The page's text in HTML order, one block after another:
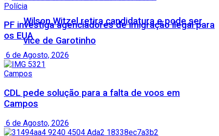
Wilson Witzel retira candidatura e pode ser
vice de Garotinho
Polícia
PF investiga agenciadores de imigração ilegal para
os EUA
6 de Agosto, 2026
Campos
CDL pede solução para a falta de voos em
Campos
6 de Agosto, 2026